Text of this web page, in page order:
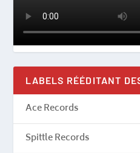
LABELS RÉÉDITANT
Ace Records
Spittle Records